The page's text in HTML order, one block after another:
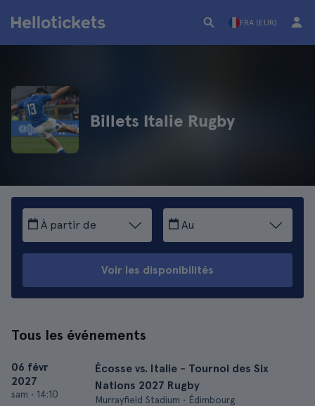
FRA (EUR)
Billets Italie Rugby
À partir de Au
Voir les disponibilités
Tous les événements
06 févr
2027
sam • 14:10
Écosse vs. Italie - Tournoi des Six
Nations 2027 Rugby
Murrayfield Stadium • Édimbourg